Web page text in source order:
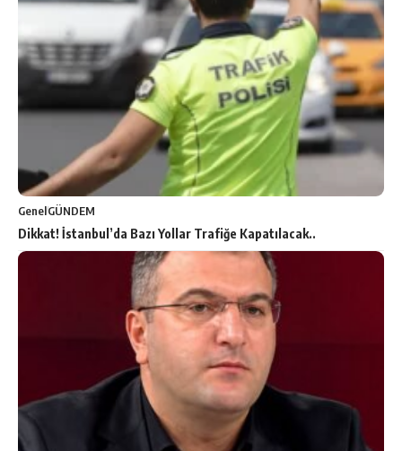
GenelGÜNDEM
Dikkat! İstanbul’da Bazı Yollar Trafiğe Kapatılacak..